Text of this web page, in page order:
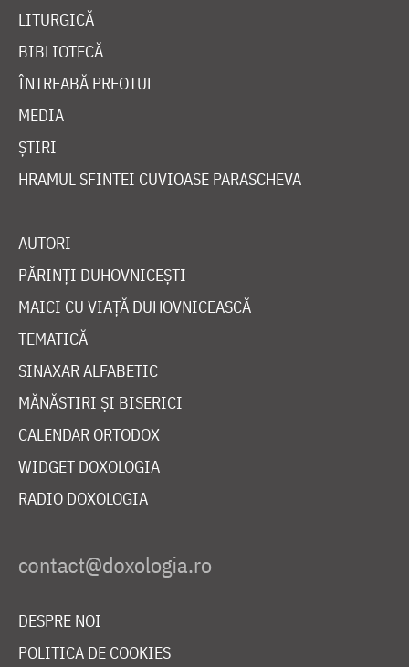
LITURGICĂ
BIBLIOTECĂ
ÎNTREABĂ PREOTUL
MEDIA
ȘTIRI
HRAMUL SFINTEI CUVIOASE PARASCHEVA
AUTORI
PĂRINȚI DUHOVNICEȘTI
MAICI CU VIAȚĂ DUHOVNICEASCĂ
TEMATICĂ
SINAXAR ALFABETIC
MĂNĂSTIRI ȘI BISERICI
CALENDAR ORTODOX
WIDGET DOXOLOGIA
RADIO DOXOLOGIA
DESPRE NOI
POLITICA DE COOKIES